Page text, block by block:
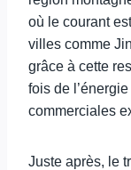
où le courant
villes comme
grâce à cette
fois de
commerciales
Juste après, le